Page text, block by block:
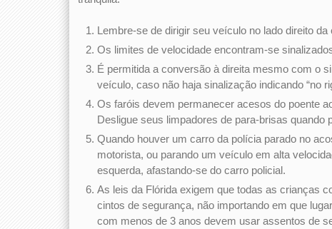
Lembre-se de dirigir seu veículo no lado direito da
Os limites de velocidade encontram-se
É permitida a conversão à direita mesmo com o
veículo, caso não haja sinalização indicando “no
Os faróis devem permanecer acesos do poente
Desligue seus limpadores de para-brisas quando
Quando houver um carro da polícia parado no
motorista, ou parando um veículo em alta
esquerda, afastando-se do carro policial.
As leis da Flórida exigem que todas as crianças
cintos de segurança, não importando em que
com menos de 3 anos devem usar assentos de